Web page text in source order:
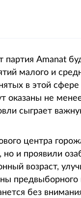
Amanat
малого и
в этой
не
сыграет
центра
и проявили
возраст,
без